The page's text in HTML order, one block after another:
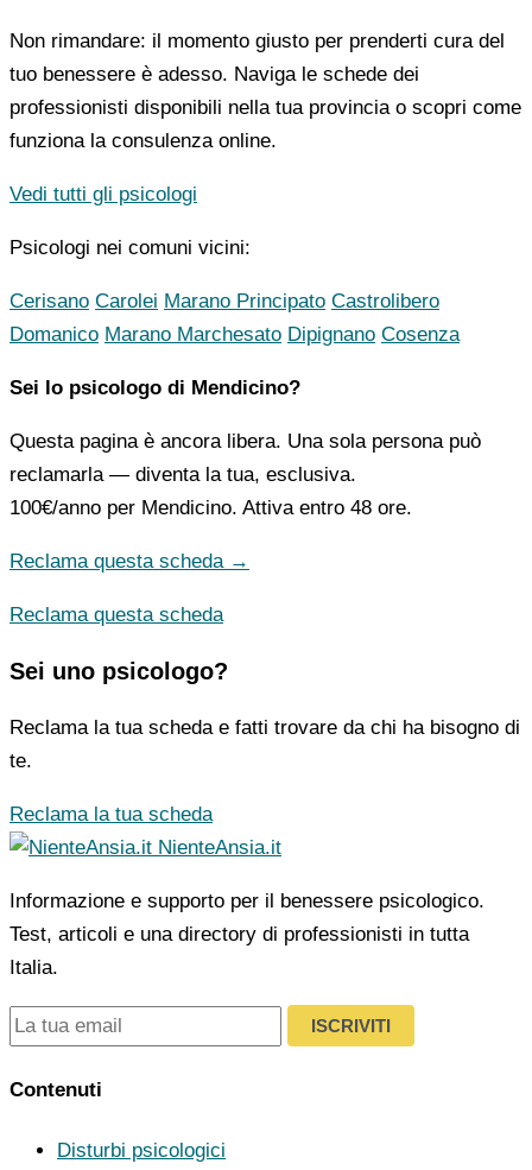
Non rimandare: il momento giusto per prenderti cura del
tuo benessere è adesso. Naviga le schede dei
professionisti disponibili nella tua provincia o scopri come
funziona la consulenza online.
Vedi tutti gli psicologi
Psicologi nei comuni vicini:
Cerisano Carolei Marano Principato Castrolibero
Domanico Marano Marchesato Dipignano Cosenza
Sei lo psicologo di Mendicino?
Questa pagina è ancora libera. Una sola persona può
reclamarla — diventa la tua, esclusiva.
100€/anno per Mendicino. Attiva entro 48 ore.
Reclama questa scheda →
Reclama questa scheda
Sei uno psicologo?
Reclama la tua scheda e fatti trovare da chi ha bisogno di
te.
Reclama la tua scheda
NienteAnsia.it
Informazione e supporto per il benessere psicologico.
Test, articoli e una directory di professionisti in tutta
Italia.
ISCRIVITI
Contenuti
Disturbi psicologici